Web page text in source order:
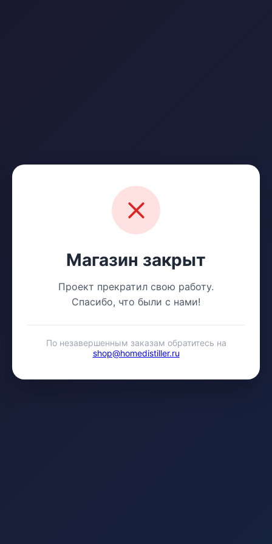
Магазин закрыт
Проект прекратил свою работу.
Спасибо, что были с нами!
По незавершенным заказам обратитесь на
shop@homedistiller.ru